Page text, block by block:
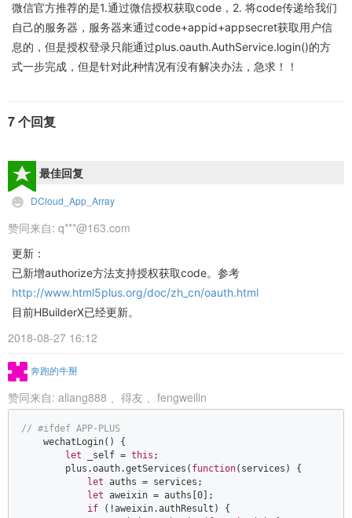
微信官方推荐的是1.通过微信授权获取code，2. 将code传递给我们
自己的服务器，服务器来通过code+appid+appsecret获取用户信
息的，但是授权登录只能通过plus.oauth.AuthService.login()的方
式一步完成，但是针对此种情况有没有解决办法，急求！！
7 个回复
最佳回复
DCloud_App_Array
赞同来自: q***@163.com
更新：
已新增authorize方法支持授权获取code。参考
http://www.html5plus.org/doc/zh_cn/oauth.html
目前HBuilderX已经更新。
2018-08-27 16:12
奔跑的牛掰
赞同来自: aliang888 、 得友 、 fengweilin
// #ifdef APP-PLUS
    wechatLogin() {
let _self = this ;
        plus.oauth.getServices(
function( services ) {
let auths = services;
let aweixin = auths[ 0 ];
if (!aweixin.authResult) {